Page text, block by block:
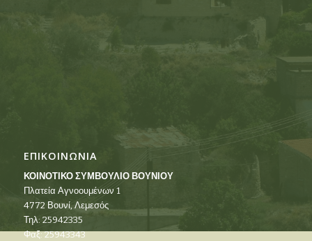
ΕΠΙΚΟΙΝΩΝΙΑ
ΚΟΙΝΟΤΙΚΟ ΣΥΜΒΟΥΛΙΟ ΒΟΥΝΙΟΥ
Πλατεία Αγνοουμένων 1
4772 Βουνί, Λεμεσός
Τηλ: 25942335
Φαξ: 25943343